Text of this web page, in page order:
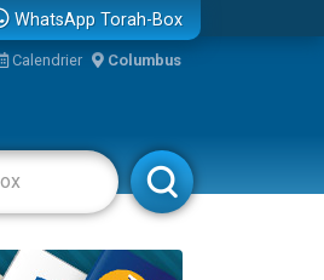
WhatsApp Torah-Box
Calendrier Columbus
Rabbanim